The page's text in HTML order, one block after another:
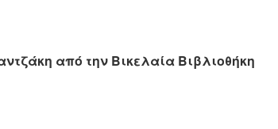
από την Βικελαία Βιβλιοθήκη